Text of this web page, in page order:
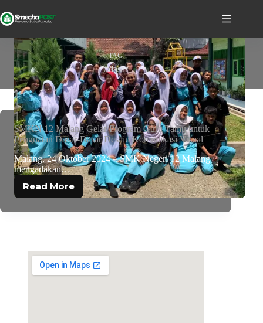
TAG
#dasar
SMKN 12 Malang Gelar Program Guru Tamu untuk
Penguatan Dasar-Dasar Desain Komunikasi Visual
Malang, 24 Oktober 2024 – SMK Negeri 12 Malang
mengadakan…
Read More